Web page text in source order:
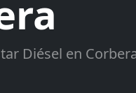
Diésel en